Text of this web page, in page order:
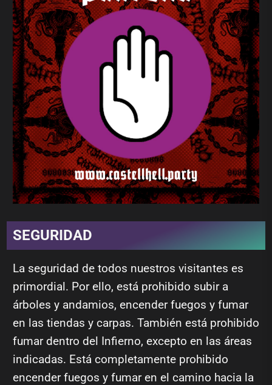
SEGURIDAD
La seguridad de todos nuestros visitantes es
primordial. Por ello, está prohibido subir a
árboles y andamios, encender fuegos y fumar
en las tiendas y carpas. También está prohibido
fumar dentro del Infierno, excepto en las áreas
indicadas. Está completamente prohibido
encender fuegos y fumar en el camino hacia la